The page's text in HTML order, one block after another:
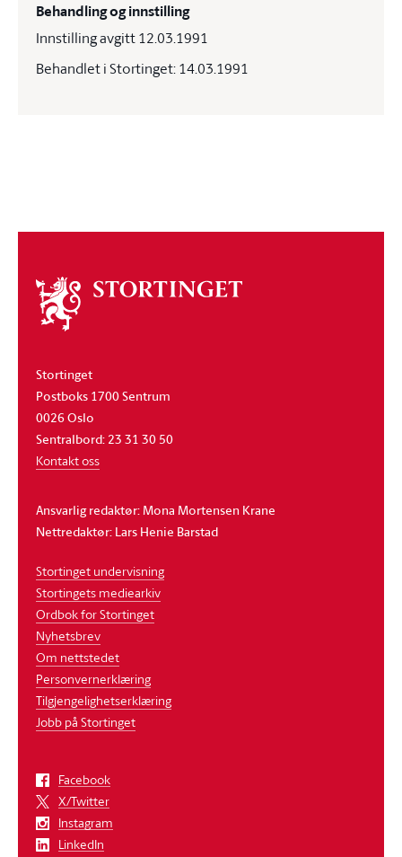
Behandling og innstilling
Innstilling avgitt 12.03.1991
Behandlet i Stortinget: 14.03.1991
Om
stortinget
Stortinget
Postboks 1700 Sentrum
0026 Oslo
Sentralbord: 23 31 30 50
Kontakt oss
Ansvarlig redaktør: Mona Mortensen Krane
Nettredaktør: Lars Henie Barstad
Stortinget undervisning
Stortingets mediearkiv
Ordbok for Stortinget
Nyhetsbrev
Om nettstedet
Personvernerklæring
Tilgjengelighetserklæring
Jobb på Stortinget
Facebook
X/Twitter
Instagram
LinkedIn